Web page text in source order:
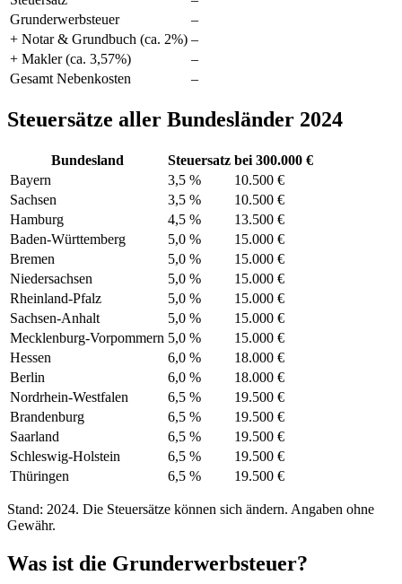
Grunderwerbsteuer
–
+ Notar & Grundbuch (ca. 2%) –
+ Makler (ca. 3,57%)
–
Gesamt Nebenkosten
–
Steuersätze aller Bundesländer 2024
Bundesland Steuersatz bei 300.000 €
Bayern
3,5 %
10.500 €
Sachsen
3,5 %
10.500 €
Hamburg
4,5 %
13.500 €
Baden-Württemberg
5,0 %
15.000 €
Bremen
5,0 %
15.000 €
Niedersachsen
5,0 %
15.000 €
Rheinland-Pfalz
5,0 %
15.000 €
Sachsen-Anhalt
5,0 %
15.000 €
Mecklenburg-Vorpommern 5,0 %
15.000 €
Hessen
6,0 %
18.000 €
Berlin
6,0 %
18.000 €
Nordrhein-Westfalen
6,5 %
19.500 €
Brandenburg
6,5 %
19.500 €
Saarland
6,5 %
19.500 €
Schleswig-Holstein
6,5 %
19.500 €
Thüringen
6,5 % 19.500 €
Stand: 2024. Die Steuersätze können sich ändern. Angaben ohne
Gewähr.
Was ist die Grunderwerbsteuer?